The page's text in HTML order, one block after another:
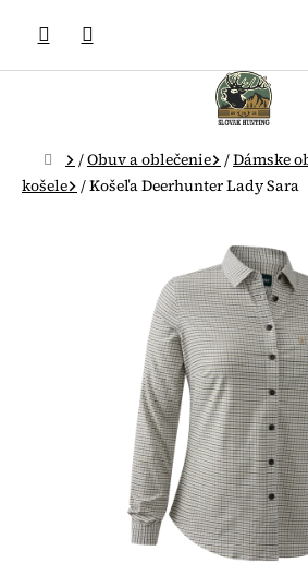
obsah
Domov
/Obuv a oblečenie /Dámske
košele /Košeľa Deerhunter Lady Sara